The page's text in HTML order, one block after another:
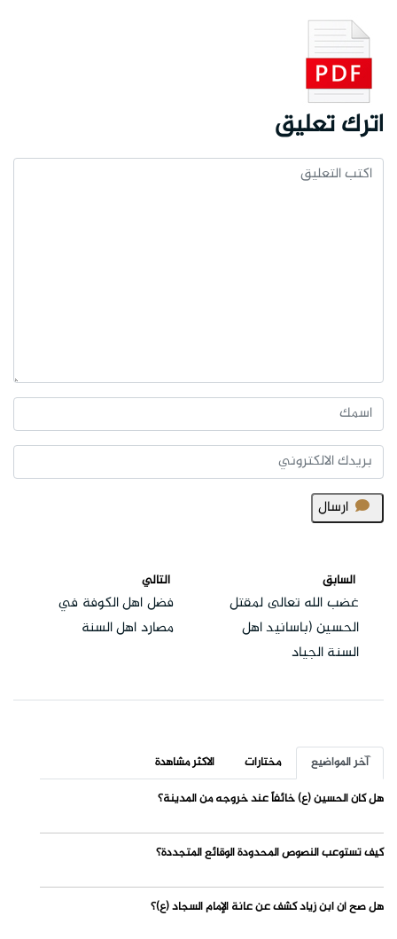
اترك تعليق
ارسال
السابق
غضب الله تعالى لمقتل
الحسين (باسانيد اهل
السنة الجياد
التالي
فضل اهل الكوفة في
مصارد اهل السنة
آخر المواضيع مختارات
الاكثر مشاهدة
هل كان الحسين (ع) خائفاً عند خروجه من المدينة؟
كيف تستوعب النصوص المحدودة الوقائع المتجددة؟
هل صح أن ابن زياد كشف عن عانة الإمام السجاد (ع)؟